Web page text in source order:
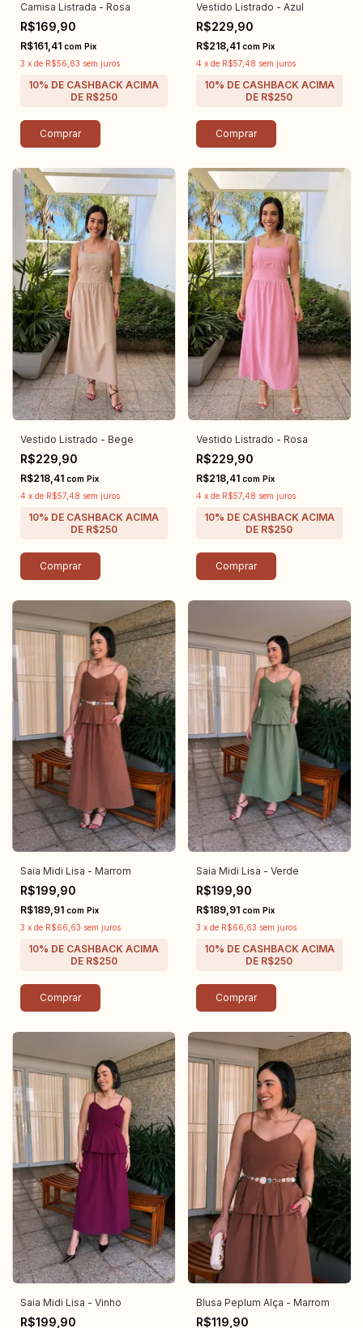
Camisa Listrada - Rosa
R$169,90
R$161,41 com Pix
3 x de R$56,63 sem juros
Comprar
Vestido Listrado - Azul
R$229,90
R$218,41 com Pix
4 x de R$57,48 sem juros
Comprar
Vestido Listrado - Bege
R$229,90
R$218,41 com Pix
4 x de R$57,48 sem juros
Comprar
Vestido Listrado - Rosa
R$229,90
R$218,41 com Pix
4 x de R$57,48 sem juros
Comprar
Saia Midi Lisa - Marrom
R$199,90
R$189,91 com Pix
3 x de R$66,63 sem juros
Comprar
Saia Midi Lisa - Verde
R$199,90
R$189,91 com Pix
3 x de R$66,63 sem juros
Comprar
Saia Midi Lisa - Vinho
R$199,90
Blusa Peplum Alça - Marrom
R$119,90